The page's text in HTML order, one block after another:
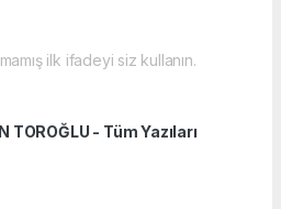
ilk ifadeyi siz kullanın.
TOROĞLU - Tüm Yazıları